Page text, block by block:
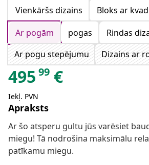
Vienkāršs dizains
Bloks ar
Ar pogām
pogas
Rindas
Ar pogu stepējumu
Dizains ar
495 99 €
Iekļ. PVN
Apraksts
Ar šo atsperu gultu jūs varēsiet
miegu! Tā nodrošina maksimālu
patīkamu miegu.